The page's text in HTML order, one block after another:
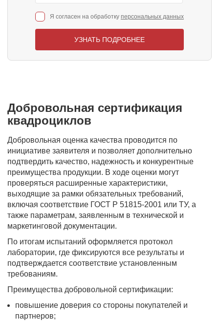
Я согласен на обработку персональных данных
УЗНАТЬ ПОДРОБНЕЕ
Добровольная сертификация
квадроциклов
Добровольная оценка качества проводится по
инициативе заявителя и позволяет дополнительно
подтвердить качество, надежность и конкурентные
преимущества продукции. В ходе оценки могут
проверяться расширенные характеристики,
выходящие за рамки обязательных требований,
включая соответствие ГОСТ Р 51815-2001 или ТУ, а
также параметрам, заявленным в технической и
маркетинговой документации.
По итогам испытаний оформляется протокол
лаборатории, где фиксируются все результаты и
подтверждается соответствие установленным
требованиям.
Преимущества добровольной сертификации:
повышение доверия со стороны покупателей и
партнеров;